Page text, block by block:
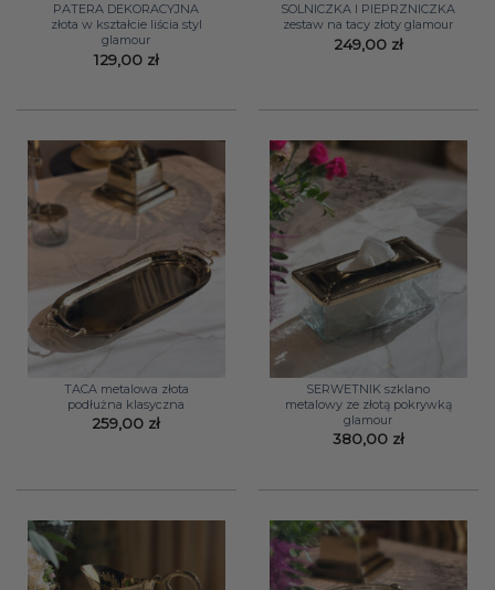
PATERA DEKORACYJNA
złota w kształcie liścia styl
glamour
129,00 zł
SOLNICZKA I PIEPRZNICZKA
zestaw na tacy złoty glamour
249,00 zł
TACA metalowa złota
podłużna klasyczna
259,00 zł
SERWETNIK szklano
metalowy ze złotą pokrywką
glamour
380,00 zł